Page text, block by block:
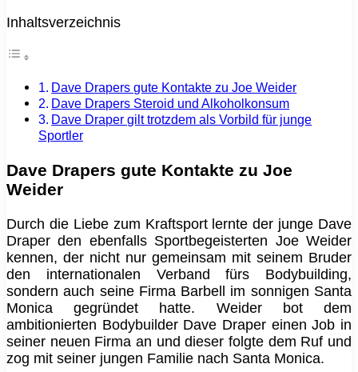
Inhaltsverzeichnis
Dave Drapers gute Kontakte zu Joe Weider
Dave Drapers Steroid und Alkoholkonsum
Dave Draper gilt trotzdem als Vorbild für junge
Sportler
Dave Drapers gute Kontakte zu Joe
Weider
Durch die Liebe zum Kraftsport lernte der junge Dave
Draper den ebenfalls Sportbegeisterten Joe Weider
kennen, der nicht nur gemeinsam mit seinem Bruder
den internationalen Verband fürs Bodybuilding,
sondern auch seine Firma Barbell im sonnigen Santa
Monica gegründet hatte. Weider bot dem
ambitionierten Bodybuilder Dave Draper einen Job in
seiner neuen Firma an und dieser folgte dem Ruf und
zog mit seiner jungen Familie nach Santa Monica.